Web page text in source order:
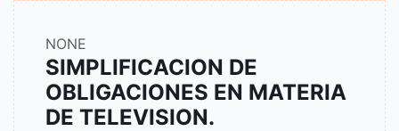
NONE
SIMPLIFICACION DE
OBLIGACIONES EN MATERIA
DE TELEVISION.